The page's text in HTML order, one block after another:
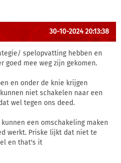
30-10-2024 20:13:38
spelopvatting hebben en
goed mee weg zijn gekomen.
en onder de knie krijgen
niet schakelen naar een
wel tegen ons deed.
een omschakeling maken
werkt. Priske lijkt dat niet te
en that's it